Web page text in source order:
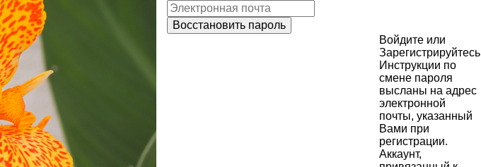
Войдите или
Зарегистрируйтесь
Инструкции по
смене пароля
высланы на адрес
электронной
почты, указанный
Вами при
регистрации.
Аккаунт,